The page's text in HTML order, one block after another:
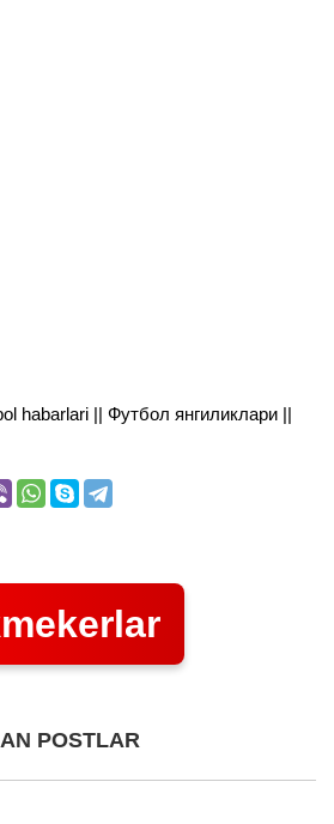
habarlari || Футбол янгиликлари ||
POSTLAR